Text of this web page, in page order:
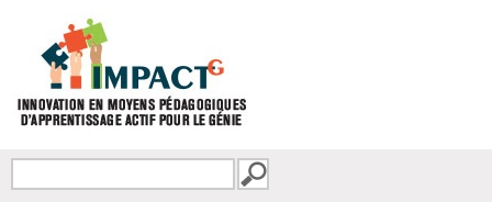
FORMULAIRE DE